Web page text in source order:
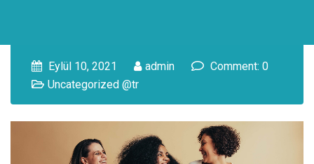
Eylül 10, 2021 admin
Comment: 0
Uncategorized @tr